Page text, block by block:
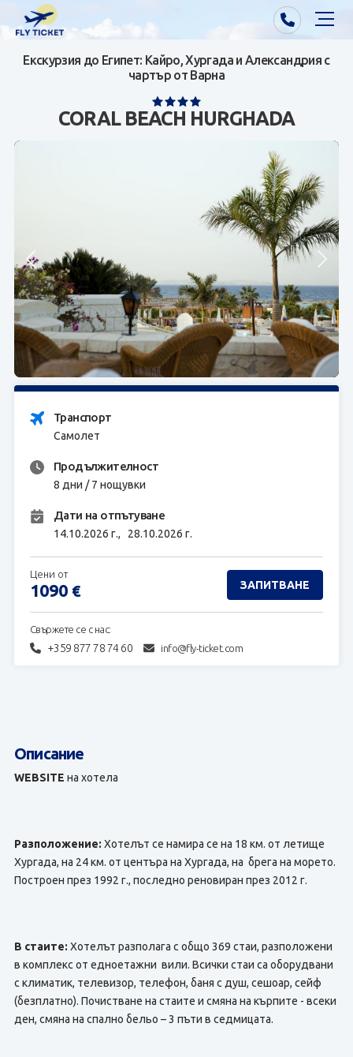
Почивки от Варна
Контакти
За нас
ЗАПИТВАНЕ
Екскурзия до Египет: Кайро, Хургада и Александрия с
чартър от Варна
CORAL BEACH HURGHADA
Транспорт
Самолет
Продължителност
8 дни / 7 нощувки
Дати на отпътуване
14.10.2026 г., 28.10.2026 г.
Свържете се с нас:
+359 877 78 74 60 info@fly-ticket.com
Цени от
1090 € ЗАПИТВАНЕ
Описание
WEBSITE на хотела
Разположение: Хотелът се намира се на 18 км. от летище
Хургада, на 24 км. от центъра на Хургада, на брега на морето.
Построен през 1992 г., последно реновиран през 2012 г.
В стаите: Хотелът разполага с общо 369 стаи, разположени
в комплекс от едноетажни вили. Всички стаи са оборудвани
с климатик, телевизор, телефон, баня с душ, сешоар, сейф
(безплатно). Почистване на стаите и смяна на кърпите - всеки
ден, смяна на спално бельо – 3 пъти в седмицата.